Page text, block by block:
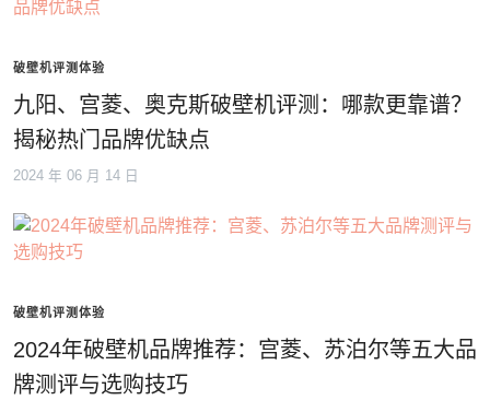
破壁机评测体验
九阳、宫菱、奥克斯破壁机评测：哪款更靠谱？
揭秘热门品牌优缺点
2024 年 06 月 14 日
破壁机评测体验
2024年破壁机品牌推荐：宫菱、苏泊尔等五大品
牌测评与选购技巧